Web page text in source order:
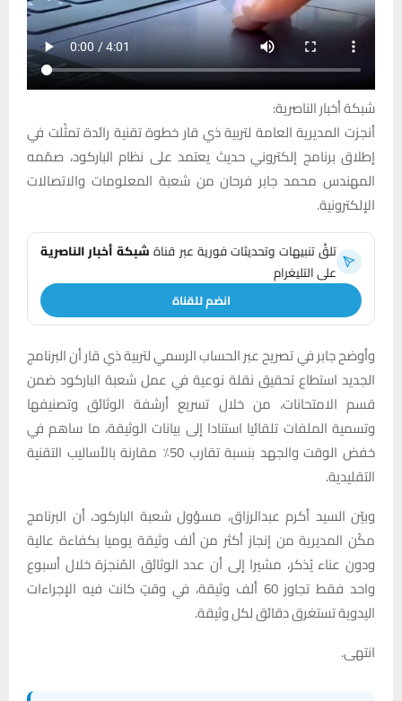
شبكة أخبار الناصرية:
أنجزت المديرية العامة لتربية ذي قار خطوة تقنية رائدة تمثّلت في
إطلاق برنامج إلكتروني حديث يعتمد على نظام الباركود، صمّمه
المهندس محمد جابر فرحان من شعبة المعلومات والاتصالات
الإلكترونية.
تلقَّ تنبيهات وتحديثات فورية عبر قناةشبكة أخبار الناصرية
على التليغرام
انضم للقناة
وأوضح جابر في تصريح عبر الحساب الرسمي لتربية ذي قار أن البرنامج
الجديد استطاع تحقيق نقلة نوعية في عمل شعبة الباركود ضمن
قسم الامتحانات، من خلال تسريع أرشفة الوثائق وتصنيفها
وتسمية الملفات تلقائيا استنادا إلى بيانات الوثيقة، ما ساهم في
خفض الوقت والجهد بنسبة تقارب 50٪ مقارنة بالأساليب التقنية
التقليدية.
وبيّن السيد أكرم عبدالرزاق، مسؤول شعبة الباركود، أن البرنامج
مكّن المديرية من إنجاز أكثر من ألف وثيقة يوميا بكفاءة عالية
ودون عناء يُذكر، مشيرا إلى أن عدد الوثائق المُنجزة خلال أسبوع
واحد فقط تجاوز 60 ألف وثيقة، في وقتٍ كانت فيه الإجراءات
اليدوية تستغرق دقائق لكل وثيقة.
انتهى.